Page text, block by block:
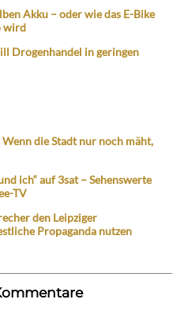
Akku – oder wie das E-Bike
wird
Drogenhandel in geringen
die Stadt nur noch mäht,
ich“ auf 3sat – Sehenswerte
TV
den Leipziger
Propaganda nutzen